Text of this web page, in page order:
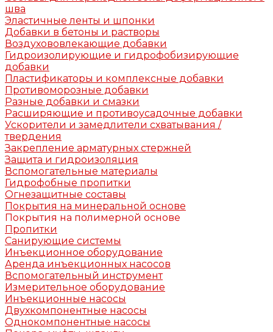
шва
Эластичные ленты и шпонки
Добавки в бетоны и растворы
Воздухововлекающие добавки
Гидроизолирующие и гидрофобизирующие
добавки
Пластификаторы и комплексные добавки
Противоморозные добавки
Разные добавки и смазки
Расширяющие и противоусадочные добавки
Ускорители и замедлители схватывания /
твердения
Закрепление арматурных стержней
Защита и гидроизоляция
Вспомогательные материалы
Гидрофобные пропитки
Огнезащитные составы
Покрытия на минеральной основе
Покрытия на полимерной основе
Пропитки
Санирующие системы
Инъекционное оборудование
Аренда инъекционных насосов
Вспомогательный инструмент
Измерительное оборудование
Инъекционные насосы
Двухкомпонентные насосы
Однокомпонентные насосы